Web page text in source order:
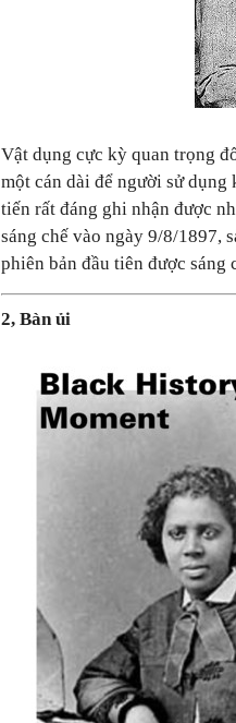
Vật dụng cực kỳ quan trọng
một cán dài để người sử
tiến rất đáng ghi nhận được
sáng chế vào ngày 9/8/1897,
phiên bản đầu tiên được
2, Bàn ủi